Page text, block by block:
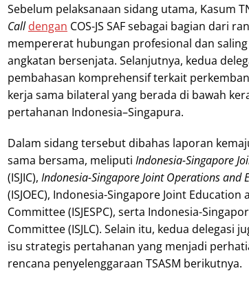
Sebelum pelaksanaan sidang utama, Kasum
Call dengan COS-JS SAF sebagai bagian dari
mempererat hubungan profesional dan
angkatan bersenjata. Selanjutnya, kedua
pembahasan komprehensif terkait
kerja sama bilateral yang berada di bawah
pertahanan Indonesia–Singapura.
Dalam sidang tersebut dibahas laporan
sama bersama, meliputi Indonesia-Singapore
(ISJIC), Indonesia-Singapore Joint Operations and
(ISJOEC), Indonesia-Singapore Joint
Committee (ISJESPC), serta Indonesia-
Committee (ISJLC). Selain itu, kedua delegasi
isu strategis pertahanan yang menjadi
rencana penyelenggaraan TSASM berikutnya.